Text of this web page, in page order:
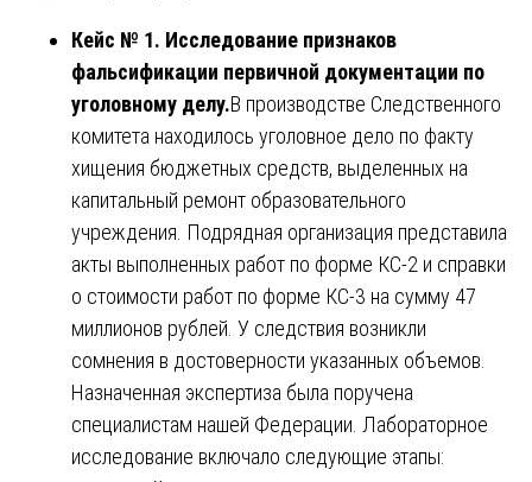
Кейс № 1. Исследование признаков
фальсификации первичной документации по
уголовному делу.В производстве Следственного
комитета находилось уголовное дело по факту
хищения бюджетных средств, выделенных на
капитальный ремонт образовательного
учреждения. Подрядная организация представила
акты выполненных работ по форме КС-2 и справки
о стоимости работ по форме КС-3 на сумму 47
миллионов рублей. У следствия возникли
сомнения в достоверности указанных объемов.
Назначенная экспертиза была поручена
специалистам нашей Федерации. Лабораторное
исследование включало следующие этапы: